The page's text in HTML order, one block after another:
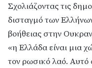
Σχολιάζοντας τις
δισταγμό των
βοήθειας στην
«η Ελλάδα είναι μια
τον ρωσικό λαό. Αυτό